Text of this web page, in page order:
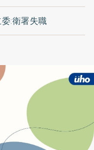
:衛署失職